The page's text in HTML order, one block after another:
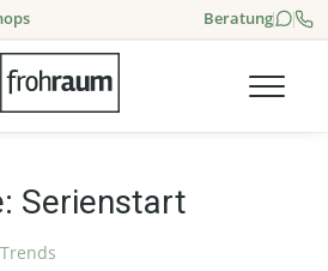
Beratung
Serienstart